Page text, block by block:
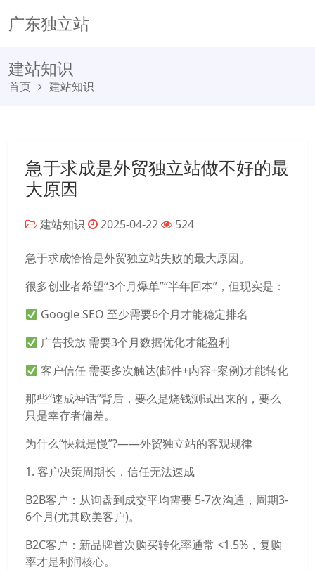
广东独立站
建站知识
首页 建站知识
急于求成是外贸独立站做不好的最
大原因
建站知识 2025-04-22 524
急于求成恰恰是外贸独立站失败的最大原因。
很多创业者希望“3个月爆单”“半年回本”，但现实是：
Google SEO 至少需要6个月才能稳定排名
广告投放 需要3个月数据优化才能盈利
客户信任 需要多次触达(邮件+内容+案例)才能转化
那些“速成神话”背后，要么是烧钱测试出来的，要么
只是幸存者偏差。
为什么“快就是慢”?——外贸独立站的客观规律
1. 客户决策周期长，信任无法速成
B2B客户：从询盘到成交平均需要 5-7次沟通，周期3-
6个月(尤其欧美客户)。
B2C客户：新品牌首次购买转化率通常 <1.5%，复购
率才是利润核心。